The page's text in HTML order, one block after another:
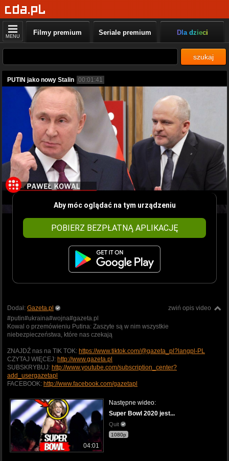
MENU Filmy premium Seriale premium Dla dzieci
szukaj
PUTIN jako nowy Stalin 00:01:41
Aby móc oglądać na tym urządzeniu
POBIERZ BEZPŁATNĄ APLIKACJĘ
zwiń opis video
Dodał: Gazeta.pl
#putin#ukraina#wojna#gazeta.pl
Kowal o przemówieniu Putina: Zaszyte są w nim wszystkie
niebezpieczeństwa, które nas czekają
ZNAJDŹ nas na TIK TOK: https://www.tiktok.com/@gazeta_pl?langpl-PL
CZYTAJ WIĘCEJ: http://www.gazeta.pl
SUBSKRYBUJ: http://www.youtube.com/subscription_center?
add_usergazetapl
FACEBOOK: http://www.facebook.com/gazetapl
04:01
Następne wideo:
Super Bowl 2020 jest...
Quit
1080p